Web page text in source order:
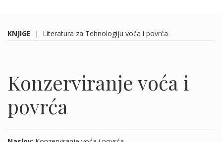
KNJIGE | Literatura za Tehnologiju voća i povrća
Konzerviranje voća i
povrća